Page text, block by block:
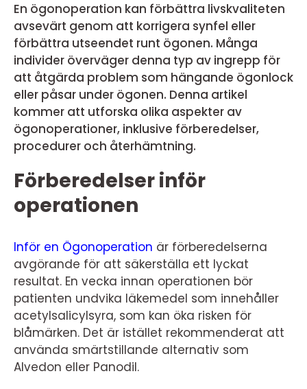
En ögonoperation kan förbättra livskvaliteten
avsevärt genom att korrigera synfel eller
förbättra utseendet runt ögonen. Många
individer överväger denna typ av ingrepp för
att åtgärda problem som hängande ögonlock
eller påsar under ögonen. Denna artikel
kommer att utforska olika aspekter av
ögonoperationer, inklusive förberedelser,
procedurer och återhämtning.
Förberedelser inför
operationen
Inför en Ögonoperation är förberedelserna
avgörande för att säkerställa ett lyckat
resultat. En vecka innan operationen bör
patienten undvika läkemedel som innehåller
acetylsalicylsyra, som kan öka risken för
blåmärken. Det är istället rekommenderat att
använda smärtstillande alternativ som
Alvedon eller Panodil.